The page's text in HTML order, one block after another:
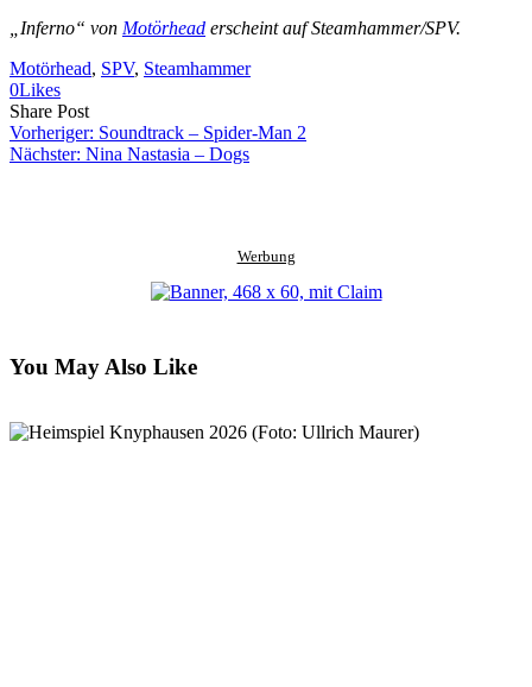
„Inferno“ von Motörhead erscheint auf Steamhammer/SPV.
Motörhead, SPV, Steamhammer
0Likes
Share PostShare
on
Facebook
Copy
URL
to
Send
Link
via
Vorheriger: Soundtrack – Spider-Man 2
Nächster: Nina Nastasia – Dogs
Werbung
You May Also Like